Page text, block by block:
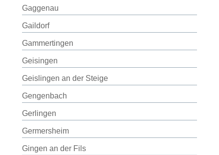
Gaggenau
Gaildorf
Gammertingen
Geisingen
Geislingen an der Steige
Gengenbach
Gerlingen
Germersheim
Gingen an der Fils